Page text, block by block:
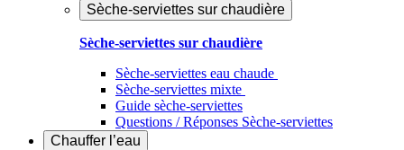
Sèche-serviettes sur chaudière
Sèche-serviettes sur chaudière
Sèche-serviettes eau chaude
Sèche-serviettes mixte
Guide sèche-serviettes
Questions / Réponses Sèche-serviettes
Chauffer l’eau